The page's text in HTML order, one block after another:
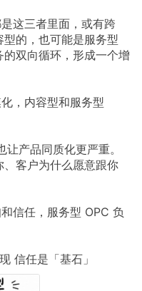
这三者里面，或有跨
的，也可能是服务型
双向循环，形成一个增
，内容型和服务型
产品同质化更严重。
客户为什么愿意跟你
信任，服务型 OPC 负
信任是「基石」